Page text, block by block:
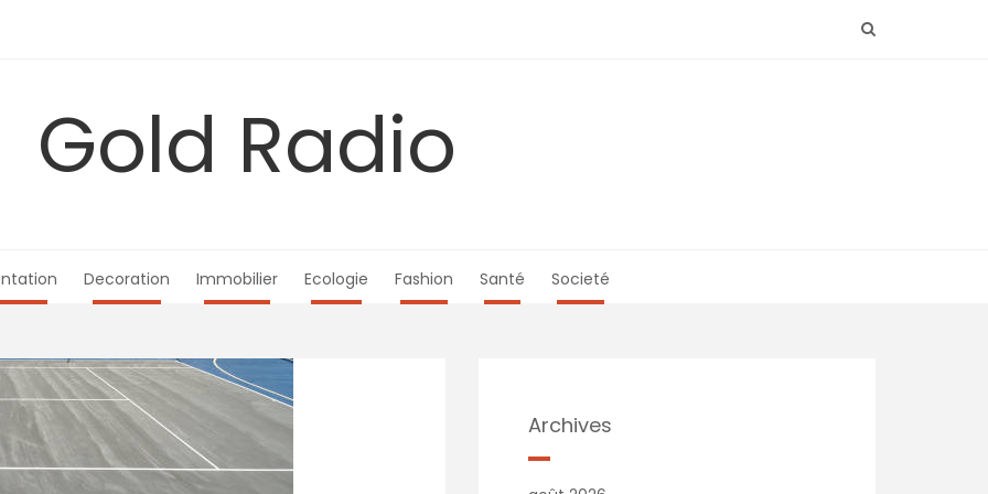
Gold Radio
Decoration Immobilier Ecologie Fashion Santé Societé
Archives